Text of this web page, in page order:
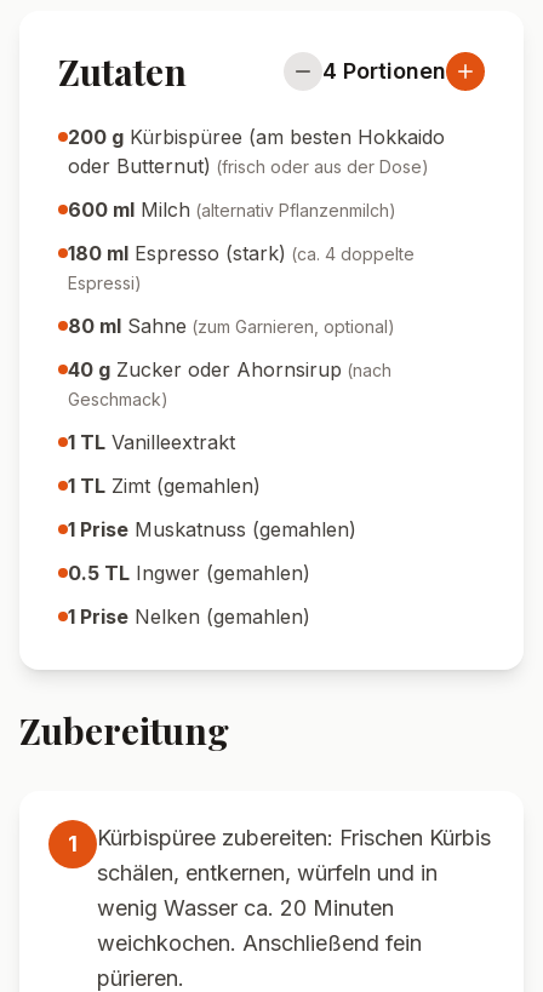
Zutaten 4 Portionen
200 g Kürbispüree (am besten Hokkaido
oder Butternut) (frisch oder aus der Dose)
600 ml Milch (alternativ Pflanzenmilch)
180 ml Espresso (stark) (ca. 4 doppelte
Espressi)
80 ml Sahne (zum Garnieren, optional)
40 g Zucker oder Ahornsirup (nach
Geschmack)
1 TL Vanilleextrakt
1 TL Zimt (gemahlen)
1 Prise Muskatnuss (gemahlen)
0.5 TL Ingwer (gemahlen)
1 Prise Nelken (gemahlen)
Zubereitung
1
Kürbispüree zubereiten: Frischen Kürbis
schälen, entkernen, würfeln und in
wenig Wasser ca. 20 Minuten
weichkochen. Anschließend fein
pürieren.